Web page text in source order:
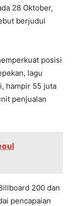
28 Oktober,
berjudul
posisi
lagu
hampir 55 juta
penjualan
200 dan
pencapaian